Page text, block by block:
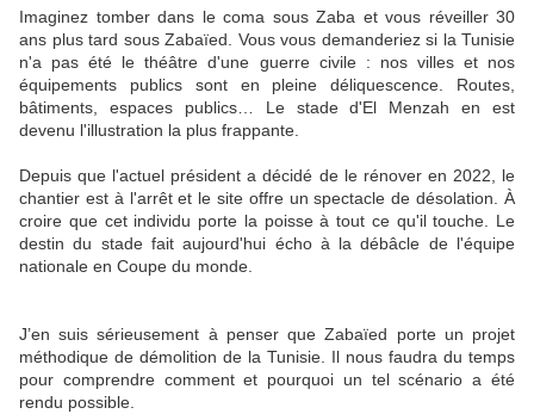
Imaginez tomber dans le coma sous Zaba et vous réveiller 30
ans plus tard sous Zabaïed. Vous vous demanderiez si la Tunisie
n'a pas été le théâtre d'une guerre civile : nos villes et nos
équipements publics sont en pleine déliquescence. Routes,
bâtiments, espaces publics… Le stade d'El Menzah en est
devenu l'illustration la plus frappante.
Depuis que l'actuel président a décidé de le rénover en 2022, le
chantier est à l'arrêt et le site offre un spectacle de désolation. À
croire que cet individu porte la poisse à tout ce qu'il touche. Le
destin du stade fait aujourd'hui écho à la débâcle de l'équipe
nationale en Coupe du monde.
J’en suis sérieusement à penser que Zabaïed porte un projet
méthodique de démolition de la Tunisie. Il nous faudra du temps
pour comprendre comment et pourquoi un tel scénario a été
rendu possible.